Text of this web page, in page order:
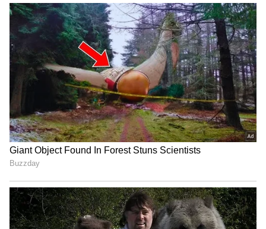
ಬೆಂಗಳೂರು: ಕಾಲೇಜಿನ ಸೆಕ್ಯೂರಿಟಿ ಗಾರ್ಡ್‌ನನ್ನು ಇರಿದು
ಕೊಂದ ವಿದ್ಯಾರ್ಥಿ ಅರೆಸ್ಟ್‌
ಈ ಹಿಂದೆ ಚೆನ್ನೈನ ಉಸಿಲಂಪಟ್ಟಿಯ ಸೂಪರ್ ಮಾರ್ಕೆಟ್
ನಲ್ಲಿಯೂ ಇಂಥ ಘಟನೆ ನಡೆದಿತ್ತು. 65,000 ಮೌಲ್ಯದ
ವಸ್ತುಗಳು ಮತ್ತು 5,000 ರೂ ಮೌಲ್ಯದ ನಗದನ್ನು ದೋಚಿದ್ದ.
ಕನಕೋತ್ಸವದಲ್ಲಿ ರಿಷಬ್ ಶೆಟ್ಟಿ | Rishab
Shetty speech | Suvarna News
ಶೇ.50 ರಿಂದ ಶೇ.18 ಕ್ಕೆ TAX ಇಳಿಕೆ: ಮೋದಿ-
ಟ್ರಂಪ್ ಐತಿಹಾಸಿಕ ಒಪ್ಪಂದ | India US
Trade Deal | Party Rounds